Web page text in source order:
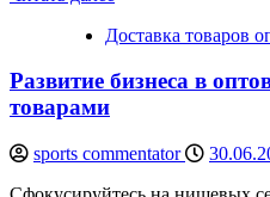
Доставка товаров
Развитие бизнеса в
товарами
sports commentator